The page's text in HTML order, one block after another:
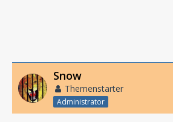
Snow
Themenstarter
Administrator